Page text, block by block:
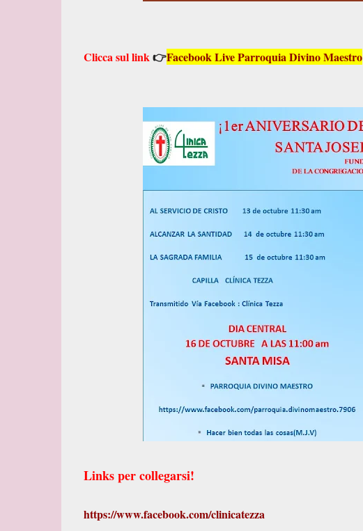
Clicca sul link👉Facebook Live Parroquia Divino Maestro
Links per collegarsi!
https://www.facebook.com/clinicatezza